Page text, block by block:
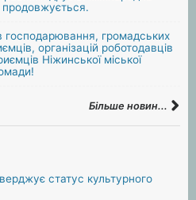
продовжується.
господарювання, громадських
організацій роботодавців
Ніжинської міської
Більше новин...
статус культурного